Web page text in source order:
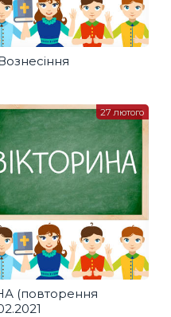
(повторення
27 лютого